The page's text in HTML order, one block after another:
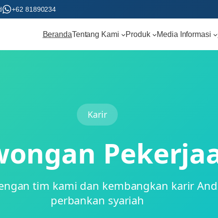
+62 81890234
BerandaTentang Kami Produk Media Informasi
Karir
tim kami dan kembangkan karir
perbankan syariah